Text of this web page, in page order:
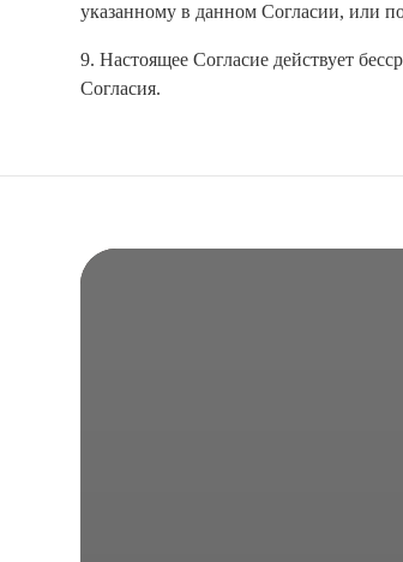
указанному в данном Согласии, или
9. Настоящее Согласие действует
Согласия.